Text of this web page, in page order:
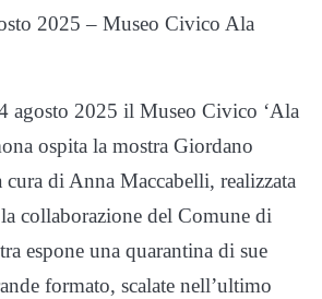
2025 – Museo Civico Ala
agosto 2025 il Museo Civico ‘Ala
ospita la mostra Giordano
cura di Anna Maccabelli, realizzata
collaborazione del Comune di
espone una quarantina di sue
formato, scalate nell’ultimo